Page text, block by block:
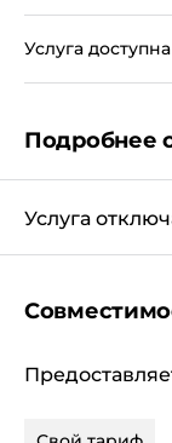
Услуга
Подробнее
Услуга
при
при
типом
в случае
"галочку")